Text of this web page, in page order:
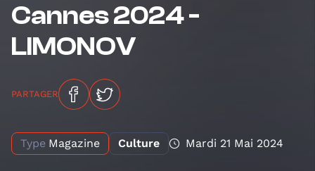
Cannes 2024 -
LIMONOV
PARTAGER
Type Magazine Culture Mardi 21 Mai 2024